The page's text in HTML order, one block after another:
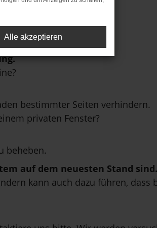
bestimmter Seiten verhindern.
privaten Fenster?
beheben.
auf dem neuesten Stand sind.
kann auch dazu führen, dass
Alle akzeptieren